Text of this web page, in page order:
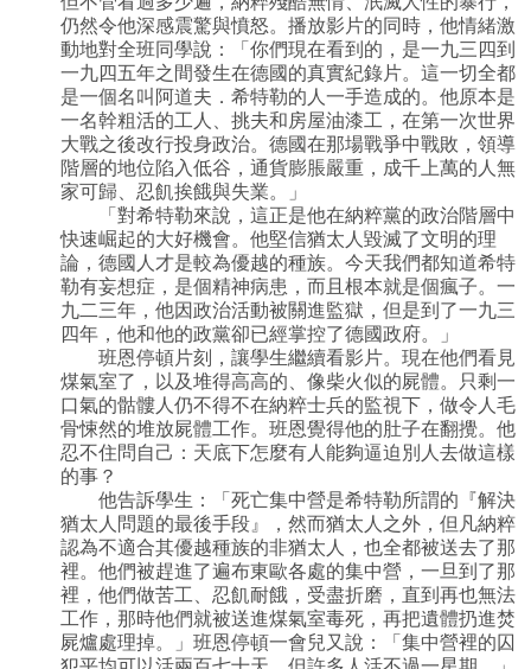
仍然令他深感震驚與憤怒。播放影片的同時，他情緒激
動地對全班同學說：「你們現在看到的，是一九三四到
一九四五年之間發生在德國的真實紀錄片。這一切全都
是一個名叫阿道夫．希特勒的人一手造成的。他原本是
一名幹粗活的工人、挑夫和房屋油漆工，在第一次世界
大戰之後改行投身政治。德國在那場戰爭中戰敗，領導
階層的地位陷入低谷，通貨膨脹嚴重，成千上萬的人無
家可歸、忍飢挨餓與失業。」
「對希特勒來說，這正是他在納粹黨的政治階層中
快速崛起的大好機會。他堅信猶太人毀滅了文明的理
論，德國人才是較為優越的種族。今天我們都知道希特
勒有妄想症，是個精神病患，而且根本就是個瘋子。一
九二三年，他因政治活動被關進監獄，但是到了一九三
四年，他和他的政黨卻已經掌控了德國政府。」
班恩停頓片刻，讓學生繼續看影片。現在他們看見
煤氣室了，以及堆得高高的、像柴火似的屍體。只剩一
口氣的骷髏人仍不得不在納粹士兵的監視下，做令人毛
骨悚然的堆放屍體工作。班恩覺得他的肚子在翻攪。他
忍不住問自己：天底下怎麼有人能夠逼迫別人去做這樣
的事？
他告訴學生：「死亡集中營是希特勒所謂的『解決
猶太人問題的最後手段』，然而猶太人之外，但凡納粹
認為不適合其優越種族的非猶太人，也全都被送去了那
裡。他們被趕進了遍布東歐各處的集中營，一旦到了那
裡，他們做苦工、忍飢耐餓，受盡折磨，直到再也無法
工作，那時他們就被送進煤氣室毒死，再把遺體扔進焚
屍爐處理掉。」班恩停頓一會兒又說：「集中營裡的囚